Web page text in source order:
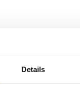
Details
i
sedan flyttades
till dess